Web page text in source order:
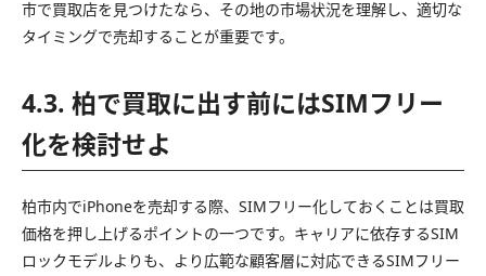
市で買取店を見つけたなら、その地の市場状況を理解し、適切な
タイミングで売却することが重要です。
4.3. 柏で買取に出す前にはSIMフリー
化を検討せよ
柏市内でiPhoneを売却する際、SIMフリー化しておくことは買取
価格を押し上げるポイントの一つです。キャリアに依存するSIM
ロックモデルよりも、より広範な顧客層に対応できるSIMフリー